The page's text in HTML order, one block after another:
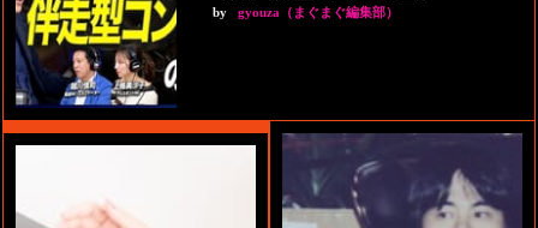
by gyouza（まぐまぐ編集部）